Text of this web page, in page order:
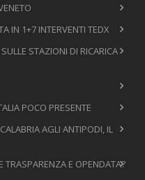
IN 1+7 INTERVENTI TEDX
STAZIONI DI RICARICA
POCO PRESENTE
AGLI ANTIPODI, IL
TRASPARENZA E OPENDATA?